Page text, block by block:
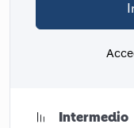
Intermedio